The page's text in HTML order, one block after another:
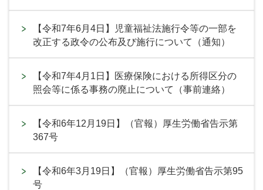
【令和7年6月4日】児童福祉法施行令等の一部を
改正する政令の公布及び施行について（通知）
【令和7年4月1日】医療保険における所得区分の
照会等に係る事務の廃止について（事前連絡）
【令和6年12月19日】（官報）厚生労働省告示第
367号
【令和6年3月19日】（官報）厚生労働省告示第95
号